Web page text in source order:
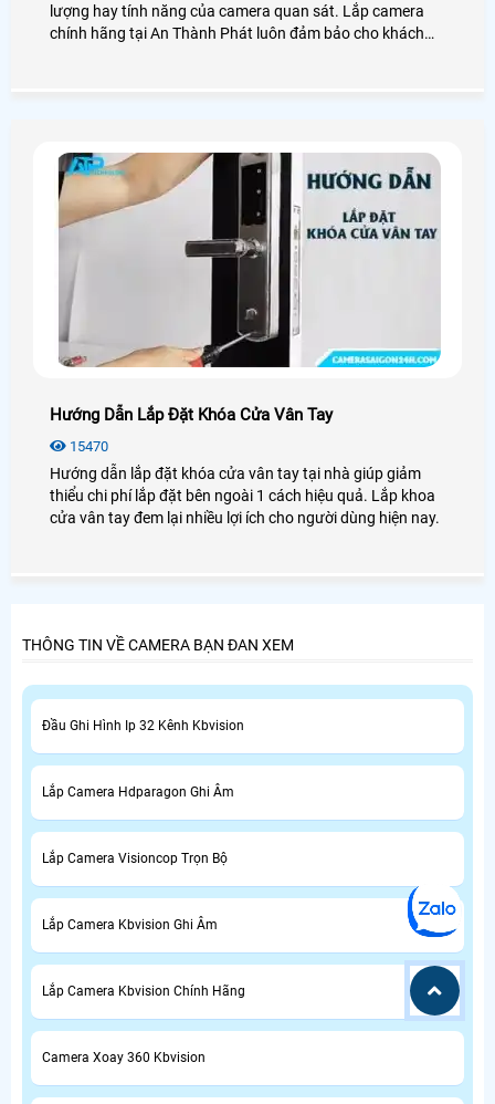
lượng hay tính năng của camera quan sát. Lắp camera
chính hãng tại An Thành Phát luôn đảm bảo cho khách
Hướng Dẫn Lắp Đặt Khóa Cửa Vân Tay
15470
Hướng dẫn lắp đặt khóa cửa vân tay tại nhà giúp giảm
thiểu chi phí lắp đặt bên ngoài 1 cách hiệu quả. Lắp khoa
cửa vân tay đem lại nhiều lợi ích cho người dùng hiện nay.
THÔNG TIN VỀ CAMERA BẠN ĐAN XEM
Đầu Ghi Hình Ip 32 Kênh Kbvision
Lắp Camera Hdparagon Ghi Âm
Lắp Camera Visioncop Trọn Bộ
Lắp Camera Kbvision Ghi Âm
Lắp Camera Kbvision Chính Hãng
Camera Xoay 360 Kbvision